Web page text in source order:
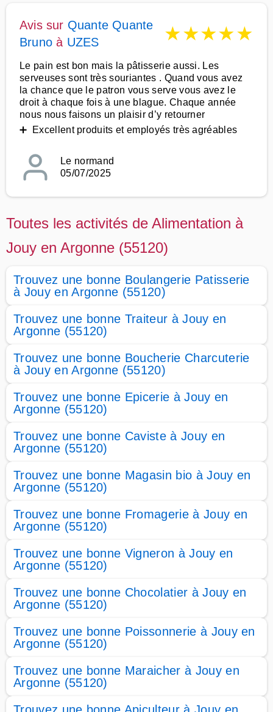
Avis sur Quante Quante
Bruno à UZES ★★★★★
Le pain est bon mais la pâtisserie aussi. Les
serveuses sont très souriantes . Quand vous avez
la chance que le patron vous serve vous avez le
droit à chaque fois à une blague. Chaque année
nous nous faisons un plaisir d’y retourner
➕ Excellent produits et employés très agréables
Le normand
05/07/2025
Toutes les activités de Alimentation à
Jouy en Argonne (55120)
Trouvez une bonne Boulangerie Patisserie
à Jouy en Argonne (55120)
Trouvez une bonne Traiteur à Jouy en
Argonne (55120)
Trouvez une bonne Boucherie Charcuterie
à Jouy en Argonne (55120)
Trouvez une bonne Epicerie à Jouy en
Argonne (55120)
Trouvez une bonne Caviste à Jouy en
Argonne (55120)
Trouvez une bonne Magasin bio à Jouy en
Argonne (55120)
Trouvez une bonne Fromagerie à Jouy en
Argonne (55120)
Trouvez une bonne Vigneron à Jouy en
Argonne (55120)
Trouvez une bonne Chocolatier à Jouy en
Argonne (55120)
Trouvez une bonne Poissonnerie à Jouy en
Argonne (55120)
Trouvez une bonne Maraicher à Jouy en
Argonne (55120)